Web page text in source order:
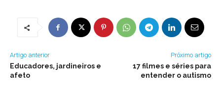
Artigo anterior
Educadores, jardineiros e
afeto
Próximo artigo
17 filmes e séries para
entender o autismo